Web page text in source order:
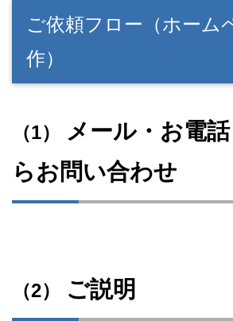
ご依頼フロー（ホーム
作）
（1）
メール・お電
らお問い合わせ
（2） ご説明